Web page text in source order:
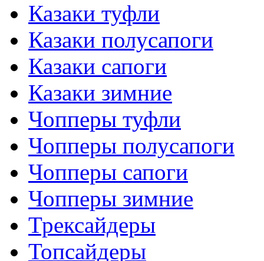
Казаки туфли
Казаки полусапоги
Казаки сапоги
Казаки зимние
Чопперы туфли
Чопперы полусапоги
Чопперы сапоги
Чопперы зимние
Трексайдеры
Топсайдеры